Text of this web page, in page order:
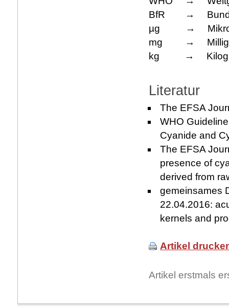
BfR →
µg →
mg →
kg →
Literatur
The EFSA
WHO
Cyanide and
The EFSA
presence of
derived from
gemeinsames
22.04.2016:
kernels and
Artikel
Artikel erstmals